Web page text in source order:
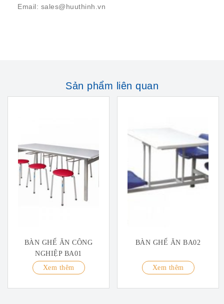
Email: sales@huuthinh.vn
Sản phẩm liên quan
BÀN GHẾ ĂN CÔNG
NGHIỆP BA01
Xem thêm
BÀN GHẾ ĂN BA02
Xem thêm